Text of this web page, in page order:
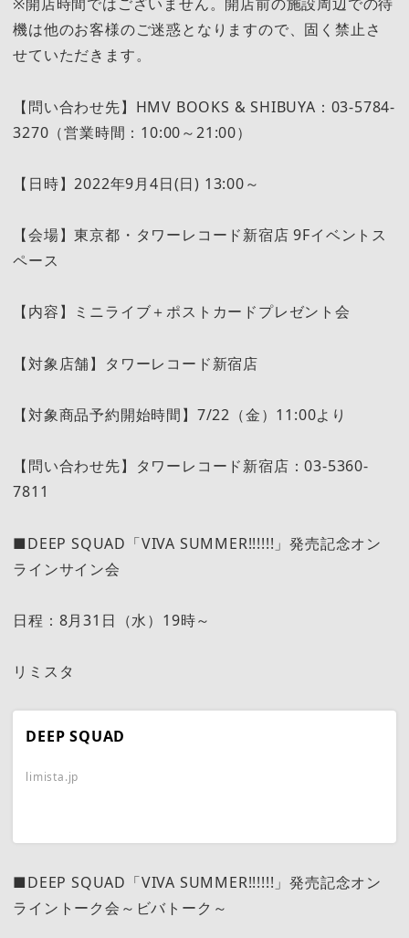
機は他のお客様のご迷惑となりますので、固く禁止さ
せていただきます。
【問い合わせ先】HMV BOOKS & SHIBUYA：03-5784-
3270（営業時間：10:00～21:00）
【日時】2022年9月4日(日) 13:00～
【会場】東京都・タワーレコード新宿店 9Fイベントス
ペース
【内容】ミニライブ＋ポストカードプレゼント会
【対象店舗】タワーレコード新宿店
【対象商品予約開始時間】7/22（金）11:00より
【問い合わせ先】タワーレコード新宿店：03-5360-
7811
■DEEP SQUAD「VIVA SUMMER!!!!!!」発売記念オン
ラインサイン会
日程：8月31日（水）19時～
リミスタ
DEEP SQUAD
limista.jp
■DEEP SQUAD「VIVA SUMMER!!!!!!」発売記念オン
ライントーク会～ビバトーク～